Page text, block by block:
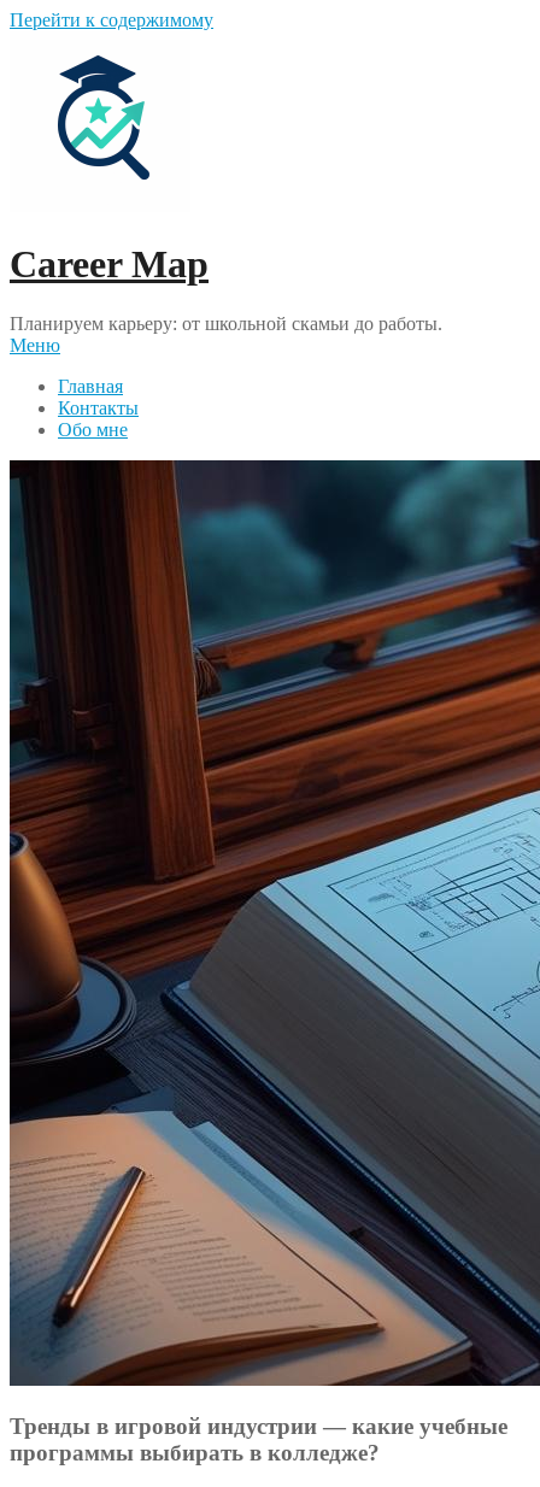
Перейти к содержимому
Career Map
Планируем карьеру: от школьной скамьи до работы.
Меню
Главная
Контакты
Обо мне
Тренды в игровой индустрии — какие учебные
программы выбирать в колледже?